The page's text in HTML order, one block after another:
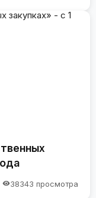
38343 просмотра